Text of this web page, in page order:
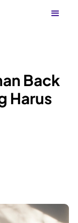
Back
Harus